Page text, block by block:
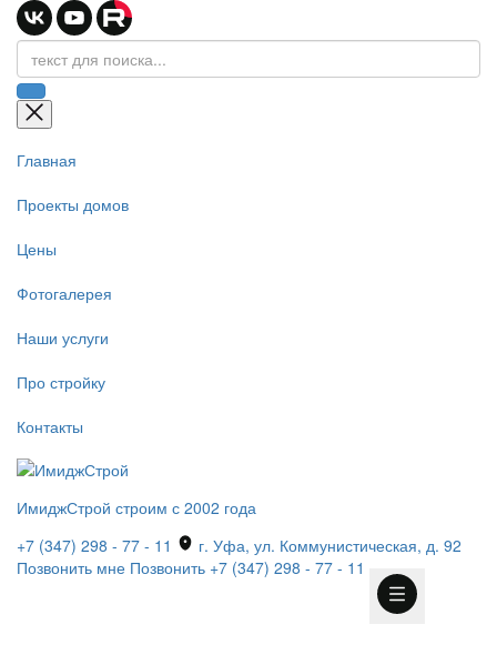
Главная
Проекты домов
Цены
Фотогалерея
Наши услуги
Про стройку
Контакты
ИмиджСтрой строим с 2002 года
+7 (347) 298 - 77 - 11
г. Уфа, ул. Коммунистическая, д. 92
Позвонить мне Позвонить +7 (347) 298 - 77 - 11